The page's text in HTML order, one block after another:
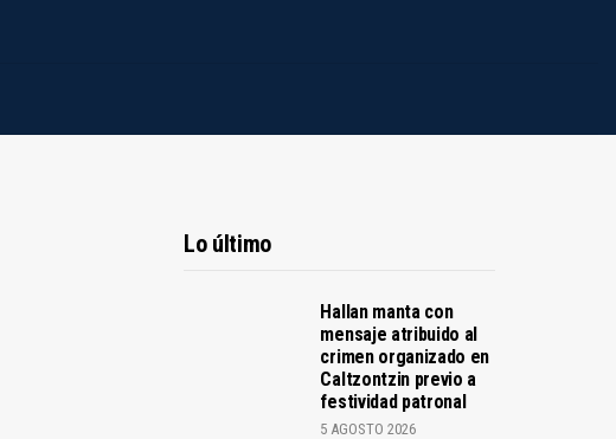
Lo último
Hallan manta con
mensaje atribuido al
crimen organizado en
Caltzontzin previo a
festividad patronal
5 AGOSTO 2026